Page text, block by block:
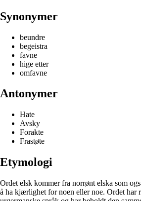
Synonymer
beundre
begeistra
favne
hige etter
omfavne
Antonymer
Hate
Avsky
Forakte
Frastøte
Etymologi
Ordet elsk kommer fra norrønt elska som
å ha kjærlighet for noen eller noe. Ordet har